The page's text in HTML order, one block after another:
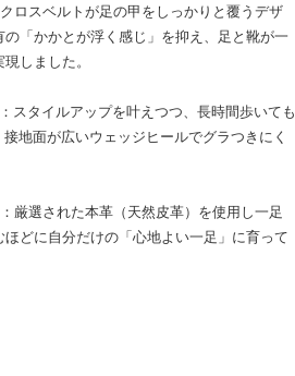
ロスベルトが足の甲をしっかりと覆うデザ
「かかとが浮く感じ」を抑え、足と靴が一
しました。
タイルアップを叶えつつ、長時間歩いても
地面が広いウェッジヒールでグラつきにく
選された本革（天然皮革）を使用し一足
どに自分だけの「心地よい一足」に育って